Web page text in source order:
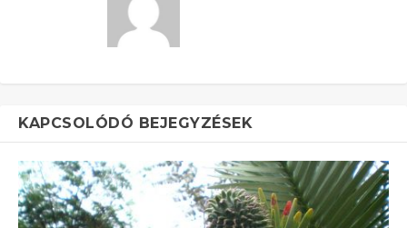
KAPCSOLÓDÓ BEJEGYZÉSEK